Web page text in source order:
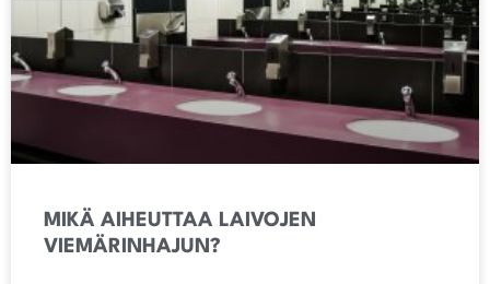
MIKÄ AIHEUTTAA LAIVOJEN
VIEMÄRINHAJUN?